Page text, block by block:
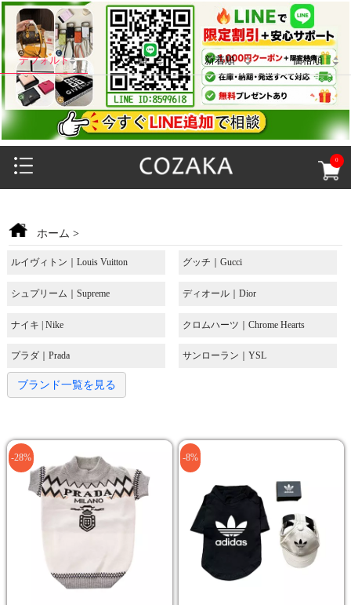
0
デフォルト 人気順 新着順 価格順
ホーム >
ルイヴィトン｜Louis Vuitton グッチ｜Gucci
シュプリーム｜Supreme ディオール｜Dior
ナイキ | Nike クロムハーツ｜Chrome Hearts
プラダ｜Prada サンローラン｜YSL
ブランド一覧を見る
-28% -8%